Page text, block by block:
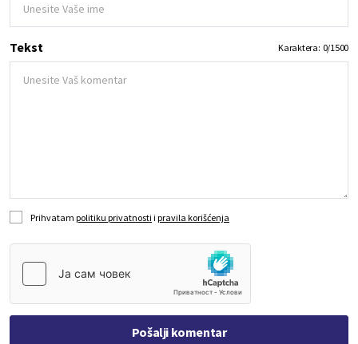
Tekst Karaktera: 0/1500
Prihvatam politiku privatnosti i pravila korišćenja
Pošalji komentar